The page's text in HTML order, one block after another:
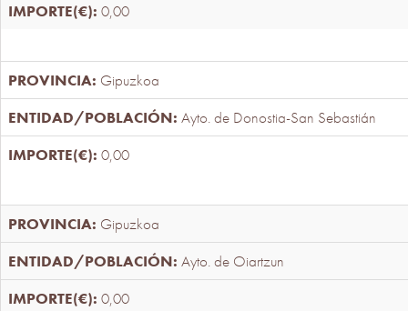
0,00
Gipuzkoa
Ayto. de Donostia-San Sebastián
0,00
Gipuzkoa
Ayto. de Oiartzun
0,00